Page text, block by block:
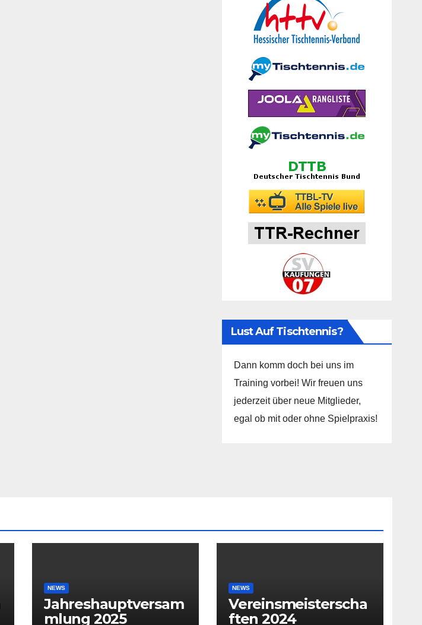
Lust Auf Tischtennis?
Dann komm doch bei uns im
Training vorbei! Wir freuen uns
jederzeit über neue Mitglieder,
egal ob mit oder ohne Spielpraxis!
NEWS
Jahreshauptversam
mlung 2025
NEWS
Vereinsmeisterscha
ften 2024